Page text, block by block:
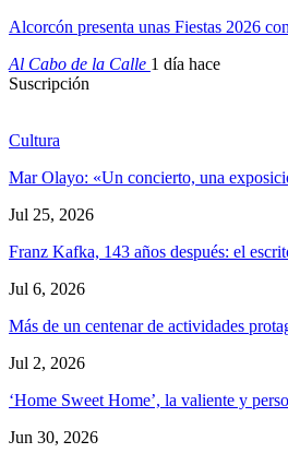
Alcorcón presenta unas Fiestas 2026
Al Cabo de la Calle 1 día hace
Suscripción
Cultura
Mar Olayo: «Un concierto, una
Jul 25, 2026
Franz Kafka, 143 años después: el
Jul 6, 2026
Más de un centenar de actividades
Jul 2, 2026
‘Home Sweet Home’, la valiente y
Jun 30, 2026